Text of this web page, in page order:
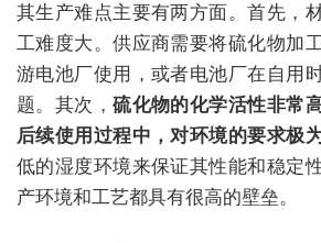
其生产难点主要有两方面。首先，
工难度大。供应商需要将硫化物加
游电池厂使用，或者电池厂在自用
题。其次，硫化物的化学活性非常
后续使用过程中，对环境的要求极
低的湿度环境来保证其性能和稳定
产环境和工艺都具有很高的壁垒。